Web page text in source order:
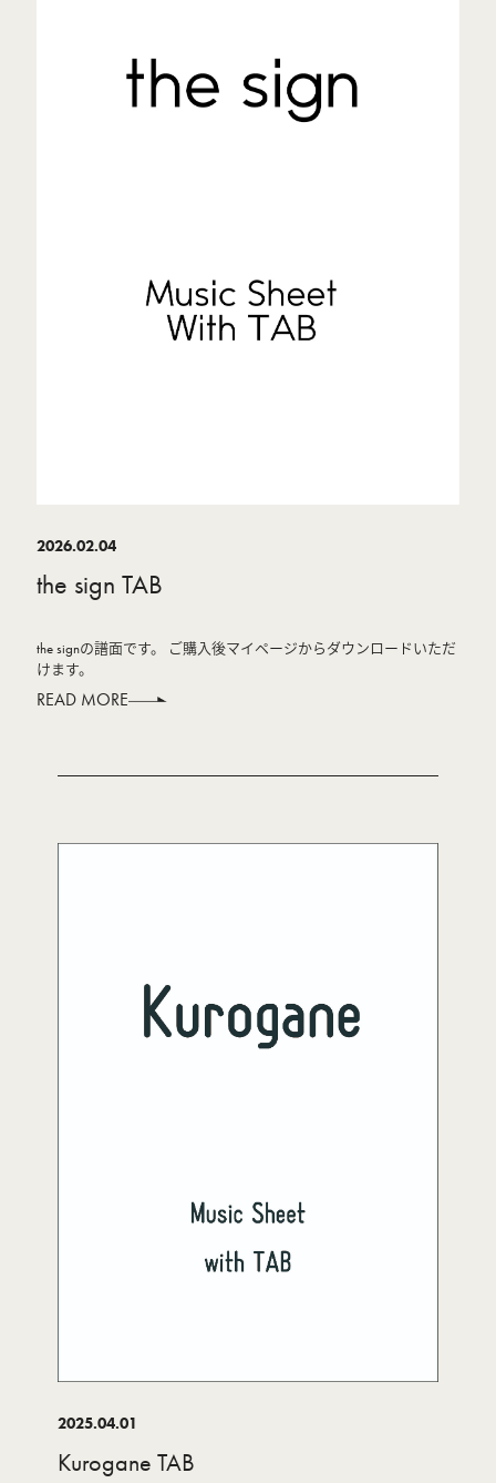
2026.02.04
the sign TAB
the signの譜面です。 ご購入後マイページからダウンロードいただ
けます。
READ MORE
2025.04.01
Kurogane TAB